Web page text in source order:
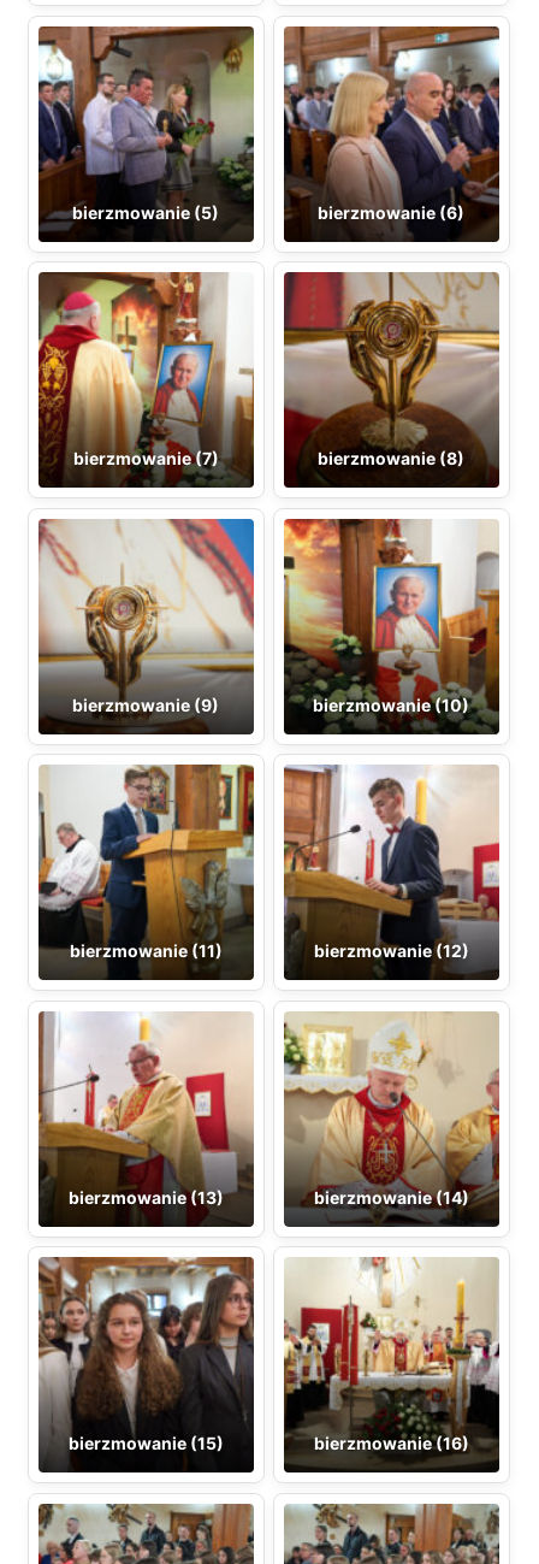
bierzmowanie (5) bierzmowanie (6)
bierzmowanie (7) bierzmowanie (8)
bierzmowanie (9) bierzmowanie (10)
bierzmowanie (11) bierzmowanie (12)
bierzmowanie (13) bierzmowanie (14)
bierzmowanie (15) bierzmowanie (16)